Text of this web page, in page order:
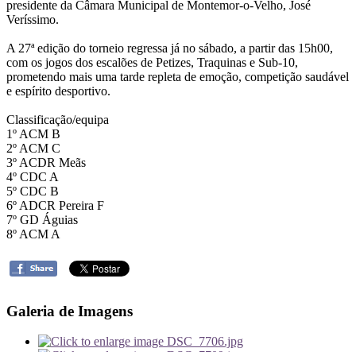
presidente da Câmara Municipal de Montemor-o-Velho, José
Veríssimo.
A 27ª edição do torneio regressa já no sábado, a partir das 15h00,
com os jogos dos escalões de Petizes, Traquinas e Sub-10,
prometendo mais uma tarde repleta de emoção, competição saudável
e espírito desportivo.
Classificação/equipa
1º ACM B
2º ACM C
3º ACDR Meãs
4º CDC A
5º CDC B
6º ADCR Pereira F
7º GD Águias
8º ACM A
Galeria de Imagens